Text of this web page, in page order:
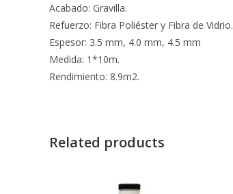
Acabado: Gravilla.
Refuerzo: Fibra Poliéster y Fibra de Vidrio.
Espesor: 3.5 mm, 4.0 mm, 4.5 mm
Medida: 1*10m.
Rendimiento: 8.9m2.
Related products